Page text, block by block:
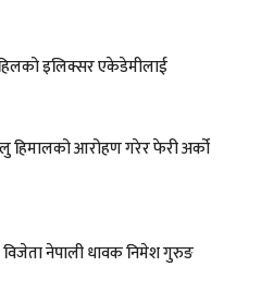
इलिक्सर एकेडेमीलाई
हिमालको आरोहण गरेर फेरी अर्को
विजेता नेपाली धावक निमेश गुरुङ